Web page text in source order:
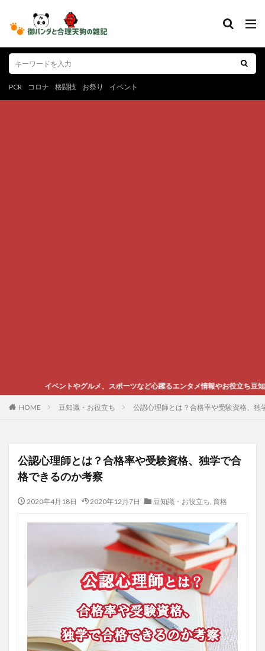
PCR コロナ 格闘技 お祭り イベント
グルメ、スポーツなど心躍るエンタメ情報やお役立ち豆知識をご紹介します
HOME 豆知識・お役立ち 公認心理師とは？合格率や受験資格、独
公認心理師とは？合格率や受験資格、独学で合
格できるのか考察
2020年4月18日 2020年12月7日 豆知識・お役立ち, 資格